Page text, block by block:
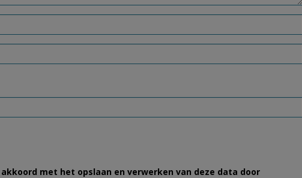
met het opslaan en verwerken van deze data door